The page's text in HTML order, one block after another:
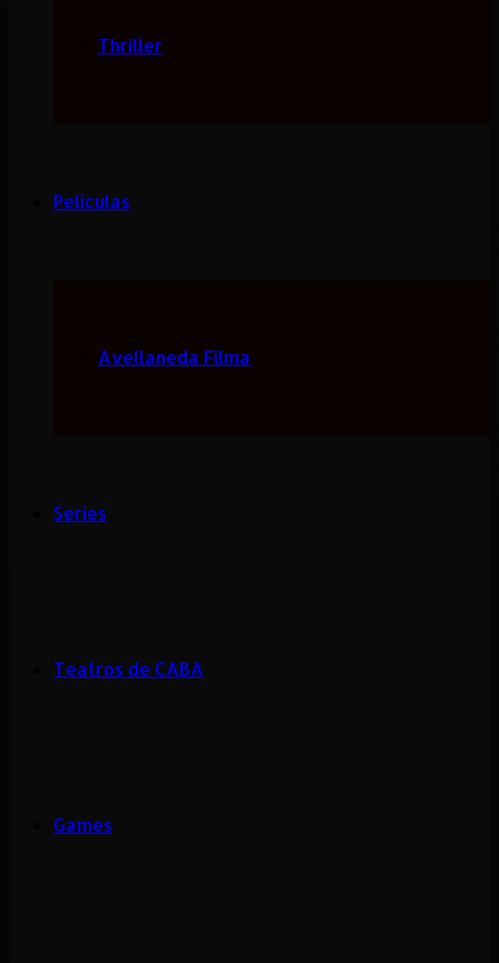
Thriller
Peliculas
Avellaneda Filma
Series
Teatros de CABA
Games